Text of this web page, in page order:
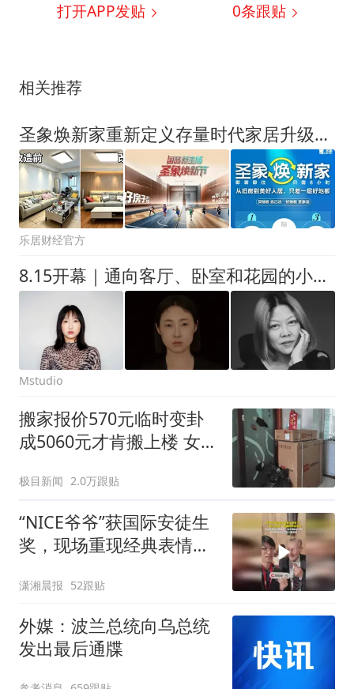
打开APP发贴 0条跟贴
相关推荐
圣象焕新家重新定义存量时代家居升级逻辑，筑牢说换就换的底气！
乐居财经官方
8.15开幕｜通向客厅、卧室和花园的小径（3）
Mstudio
搬家报价570元临时变卦
成5060元才肯搬上楼 女子
极目新闻 2.0万跟贴
“NICE爷爷”获国际安徒生
奖，现场重现经典表情
潇湘晨报 52跟贴
外媒：波兰总统向乌总统
发出最后通牒